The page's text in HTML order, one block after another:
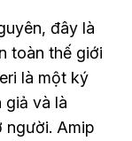
đây là
toàn thế giới
là một ký
giả và là
người. Amip